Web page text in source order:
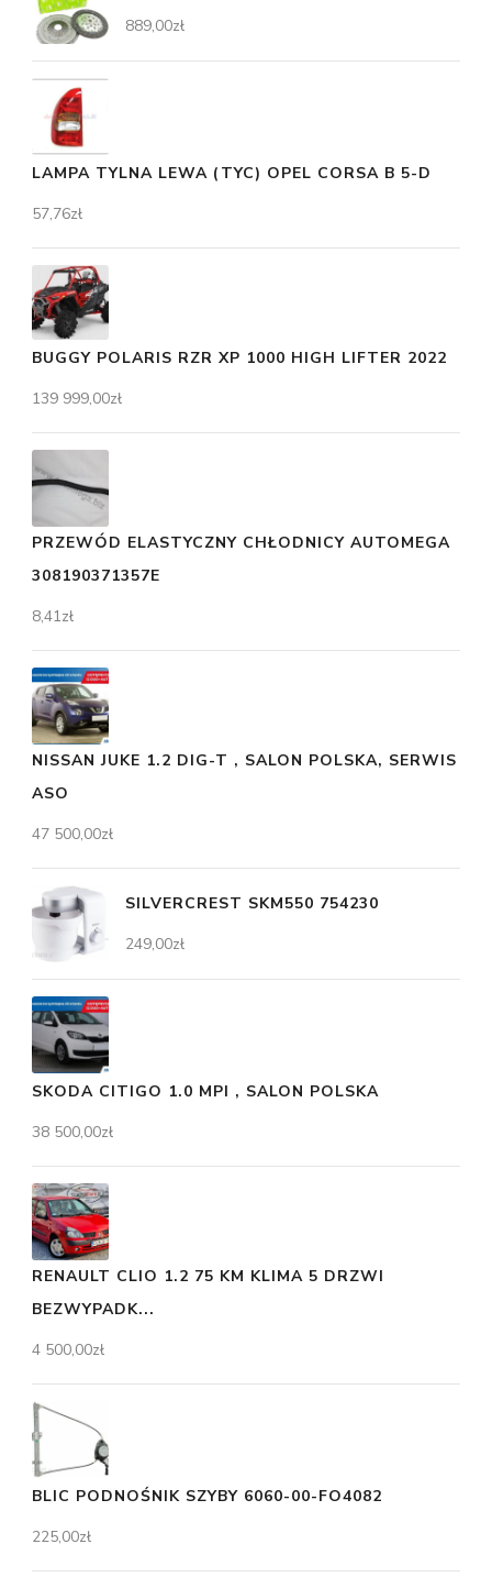
889,00zł
LAMPA TYLNA LEWA (TYC) OPEL CORSA B 5-D
57,76zł
BUGGY POLARIS RZR XP 1000 HIGH LIFTER 2022
139 999,00zł
PRZEWÓD ELASTYCZNY CHŁODNICY AUTOMEGA
308190371357E
8,41zł
NISSAN JUKE 1.2 DIG-T , SALON POLSKA, SERWIS
ASO
47 500,00zł
SILVERCREST SKM550 754230
249,00zł
SKODA CITIGO 1.0 MPI , SALON POLSKA
38 500,00zł
RENAULT CLIO 1.2 75 KM KLIMA 5 DRZWI
BEZWYPADK...
4 500,00zł
BLIC PODNOŚNIK SZYBY 6060-00-FO4082
225,00zł